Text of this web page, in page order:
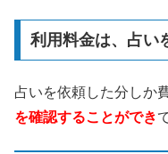
利用料金は、占い
占いを依頼した分しか
を確認することができ